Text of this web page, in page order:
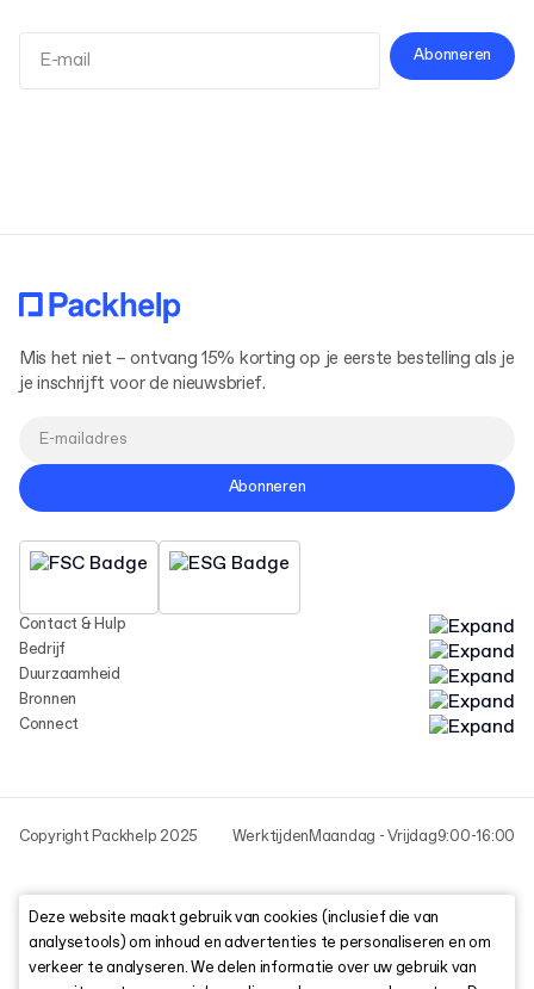
Abonneren
Contact & Hulp
Bedrijf
Duurzaamheid
Bronnen
Connect
Mis het niet – ontvang 15% korting op je eerste bestelling als je
je inschrijft voor de nieuwsbrief.
Abonneren
Copyright Packhelp 2025 WerktijdenMaandag - Vrijdag9:00-16:00
Deze website maakt gebruik van cookies (inclusief die van
analysetools) om inhoud en advertenties te personaliseren en om
verkeer te analyseren. We delen informatie over uw gebruik van